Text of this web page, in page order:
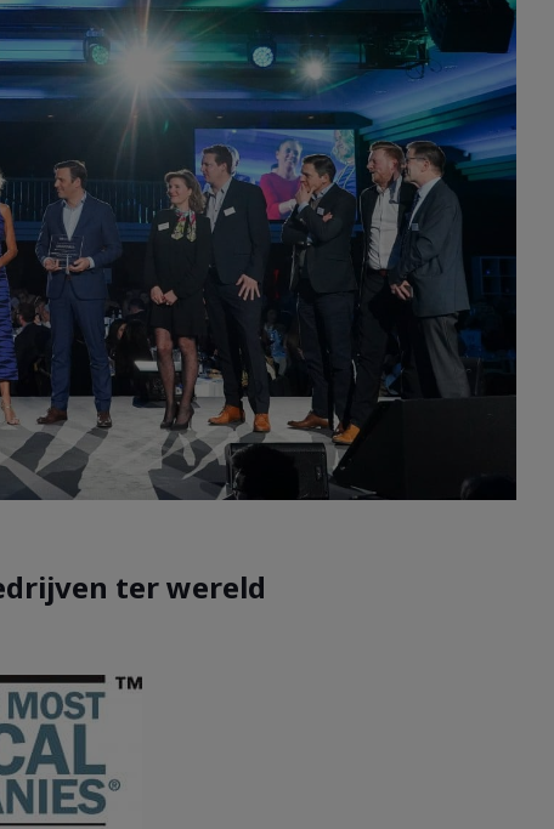
ter wereld